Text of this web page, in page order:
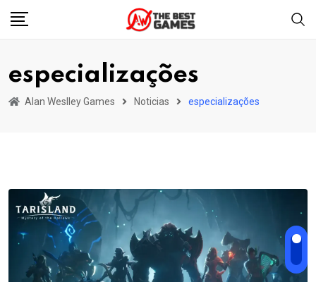
Skip
especializações
Alan Weslley Games Noticias especializações